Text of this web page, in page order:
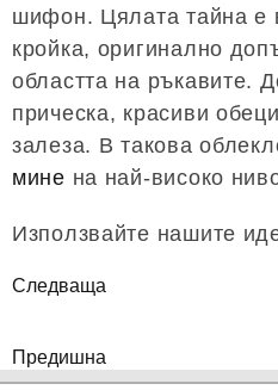
шифон. Цялата тайна е
кройка, оригинално
областта на ръкавите.
прическа, красиви
залеза. В такова
мине на най-високо
Използвайте нашите
Следваща
Предишна